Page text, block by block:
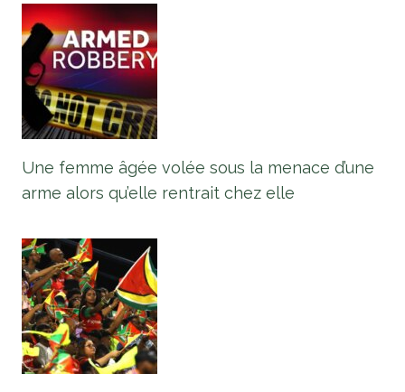
Une femme âgée volée sous la menace d’une
arme alors qu’elle rentrait chez elle